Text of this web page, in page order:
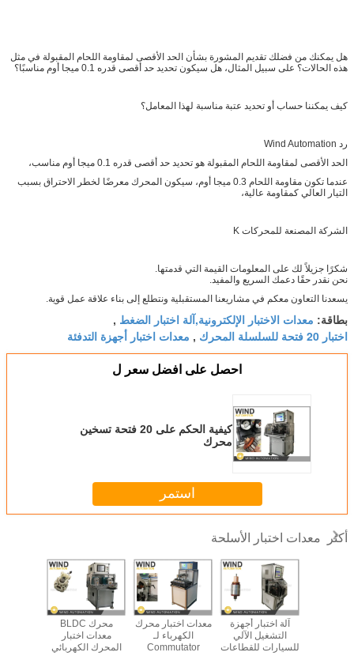
هل يمكنك من فضلك تقديم المشورة بشأن الحد الأقصى لمقاومة اللحام المقبولة في مثل
هذه الحالات؟ على سبيل المثال، هل سيكون تحديد حد أقصى قدره 0.1 ميجا أوم مناسبًا؟
كيف يمكننا حساب أو تحديد عتبة مناسبة لهذا المعامل؟
رد Wind Automation
الحد الأقصى لمقاومة اللحام المقبولة هو تحديد حد أقصى قدره 0.1 ميجا أوم مناسب،
عندما تكون مقاومة اللحام 0.3 ميجا أوم، سيكون المحرك معرضًا لخطر الاحتراق بسبب
التيار العالي كمقاومة عالية،
الشركة المصنعة للمحركات K
شكرًا جزيلاً لك على المعلومات القيمة التي قدمتها.
نحن نقدر حقًا دعمك السريع والمفيد.
يسعدنا التعاون معكم في مشاريعنا المستقبلية ونتطلع إلى بناء علاقة عمل قوية.
بطاقة: معدات الاختبار الإلكترونية,آلة اختبار الضغط ,
اختبار 20 فتحة للسلسلة المحرك , معدات اختبار أجهزة التدفئة
احصل على افضل سعر ل
كيفية الحكم على 20 فتحة تسخين
محرك
استمر
أكثر معدات اختبار الأسلحة
محرك BLDC
معدات اختبار
المحرك الكهربائي
معدات اختبار محرك
الكهرباء لـ
Commutator
آلة اختبار أجهزة
التشغيل الآلي
للسيارات للقطاعات